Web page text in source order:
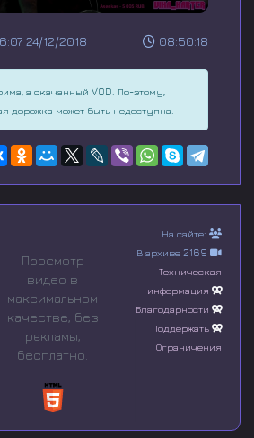
08:50:18
24/12/2018
а скачанный VOD. По-этому,
дорожка может быть недоступна.
Просмотр
видео в
максимальном
качестве, без
рeкламы,
бесплатно.
На сайте:
В архиве 2169
Техническая
информация
Благодарности
Поддержать
Ограничения